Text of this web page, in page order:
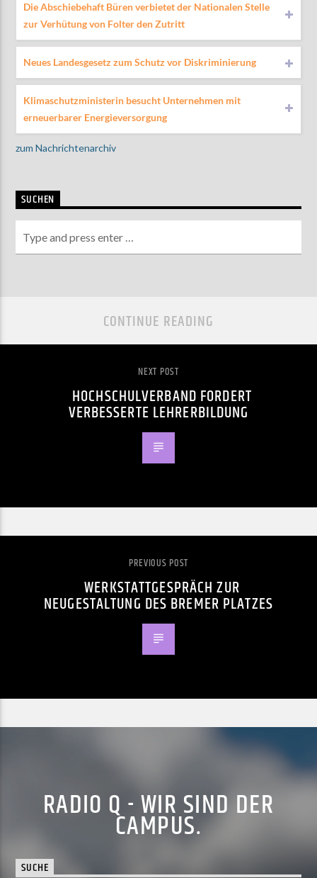
Die Abschiebehaft Büren verbietet der Nationalen Stelle
zur Verhütung von Folter den Zutritt
Neues Landesgesetz zum Schutz vor Diskriminierung
Klimaschutzministerin besucht Unternehmen mit
erneuerbarer Energieversorgung
zum Nachrichtenarchiv
SUCHEN
CONTINUE READING
NEXT POST
HOCHSCHULVERBAND FORDERT
VERBESSERTE LEHRERBILDUNG
PREVIOUS POST
WERKSTATTGESPRÄCH ZUR
NEUGESTALTUNG DES BREMER PLATZES
RADIO Q - WIR SIND DER
CAMPUS.
SUCHE